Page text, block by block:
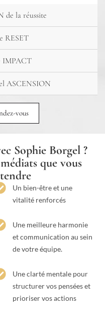
de la réussite
RESET
IMPACT
ASCENSION
vous
Sophie Borgel ?
que vous
Un bien-être et une
vitalité renforcés
Une meilleure harmonie
et communication au sein
de votre équipe.
Une clarté mentale pour
structurer vos pensées et
prioriser vos actions